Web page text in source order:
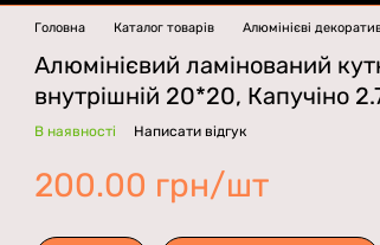
Головна Каталог товарів Алюмінієві
Алюмінієвий ламінований
внутрішній 20*20, Капучіно
В наявності Написати відгук
200.00 грн/шт